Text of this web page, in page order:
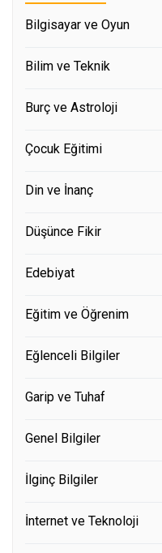
Bilgisayar ve Oyun
Bilim ve Teknik
Burç ve Astroloji
Çocuk Eğitimi
Din ve İnanç
Düşünce Fikir
Edebiyat
Eğitim ve Öğrenim
Eğlenceli Bilgiler
Garip ve Tuhaf
Genel Bilgiler
İlginç Bilgiler
İnternet ve Teknoloji